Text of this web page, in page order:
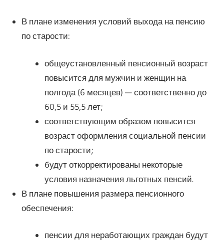
В плане изменения условий выхода на пенсию
по старости:
общеустановленный пенсионный возраст
повысится для мужчин и женщин на
полгода (6 месяцев) — соответственно до
60,5 и 55,5 лет;
соответствующим образом повысится
возраст оформления социальной пенсии
по старости;
будут откорректированы некоторые
условия назначения льготных пенсий.
В плане повышения размера пенсионного
обеспечения:
пенсии для неработающих граждан будут